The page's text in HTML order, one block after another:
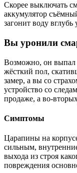
Скорее выключать
аккумулятор
загонит воду вглубь
Вы уронили
Возможно, он выпал
жёсткий пол,
замер, а вы со
устройство со
продаже, а во-
Симптомы
Царапины на
сильным,
выхода из строя
повреждения